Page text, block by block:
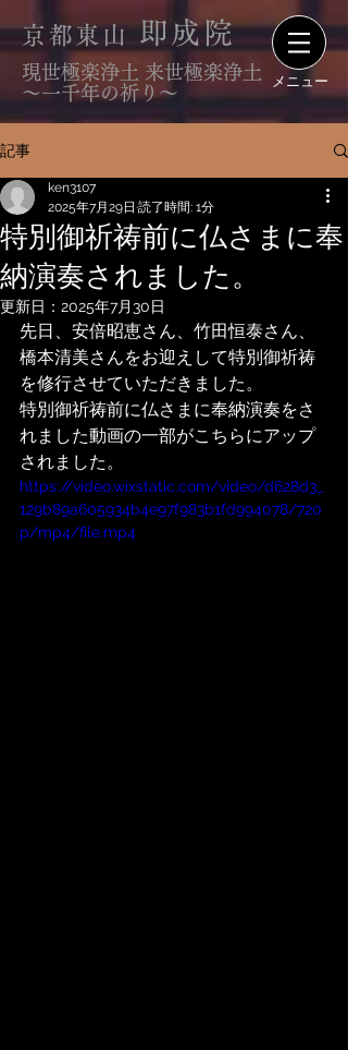
京都東山 即成院
現世極楽浄土 来世極楽浄土
〜一千年の祈り〜
メニュー
記事
特別御祈祷前に仏さまに奉
納演奏されました。
ken3107
2025年7月29日 読了時間: 1分
更新日： 2025年7月30日
先日、安倍昭恵さん、竹田恒泰さん、
橋本清美さんをお迎えして特別御祈祷
を修行させていただきました。
特別御祈祷前に仏さまに奉納演奏をさ
れました動画の一部がこちらにアップ
されました。
https://video.wixstatic.com/video/d628d3_
129b89a605934b4e97f983b1fd994078/720
p/mp4/file.mp4